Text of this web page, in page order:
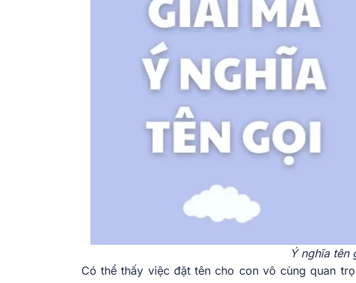
Ý nghĩa tên
Có thể thấy việc đặt tên cho con vô cùng quan